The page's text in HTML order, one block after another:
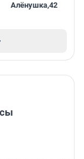
Алёнушка,42